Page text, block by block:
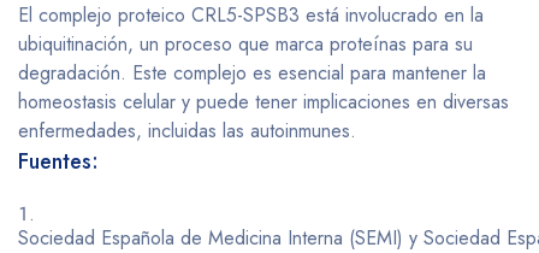
El complejo proteico CRL5-SPSB3 está involucrado en la
ubiquitinación, un proceso que marca proteínas para su
degradación. Este complejo es esencial para mantener la
homeostasis celular y puede tener implicaciones en diversas
enfermedades, incluidas las autoinmunes.
Fuentes:
Sociedad Española de Medicina Interna (SEMI) y Sociedad